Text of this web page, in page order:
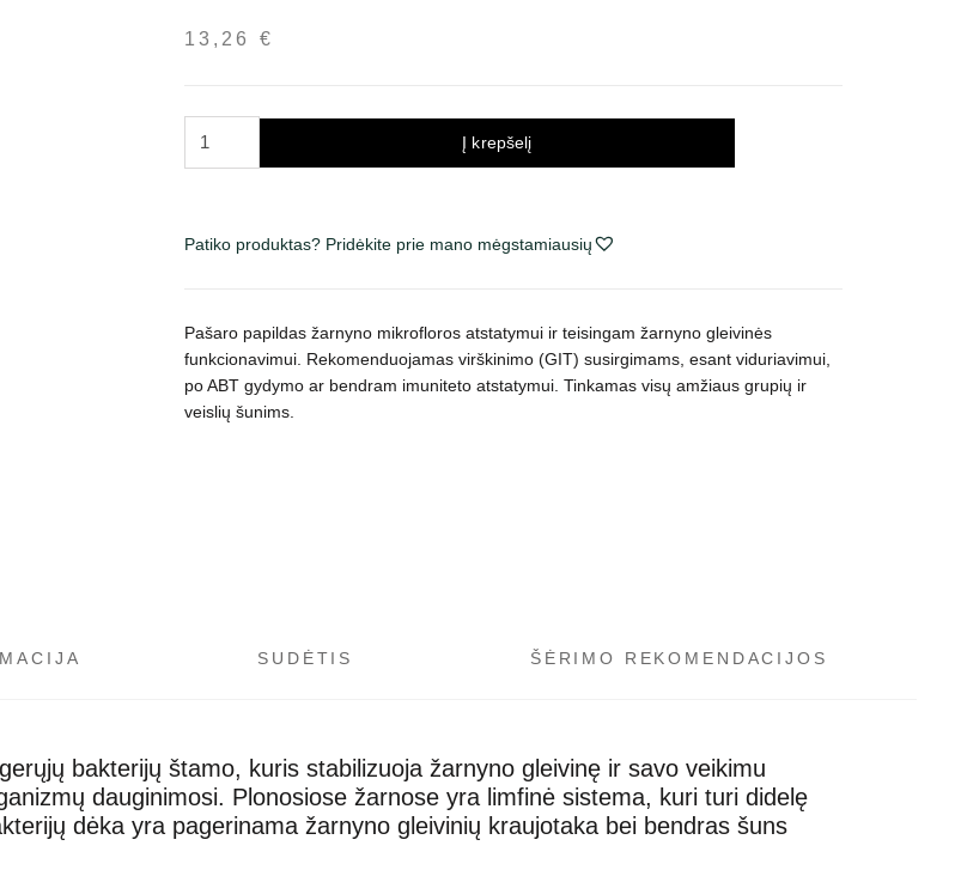
13,26 €
maisto
100
g
Į krepšelį
Patiko produktas? Pridėkite prie mano mėgstamiausių
Pašaro papildas žarnyno mikrofloros atstatymui ir teisingam žarnyno gleivinės
funkcionavimui. Rekomenduojamas virškinimo (GIT) susirgimams, esant viduriavimui,
po ABT gydymo ar bendram imuniteto atstatymui. Tinkamas visų amžiaus grupių ir
veislių šunims.
SUDĖTIS ŠĖRIMO REKOMENDACIJOS
bakterijų štamo, kuris stabilizuoja žarnyno gleivinę ir savo veikimu
dauginimosi. Plonosiose žarnose yra limfinė sistema, kuri turi didelę
dėka yra pagerinama žarnyno gleivinių kraujotaka bei bendras šuns